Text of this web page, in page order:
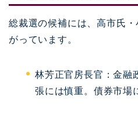
総裁選の候補には、高市氏
がっています。
林芳正官房長官：金融
張には慎重。債券市場